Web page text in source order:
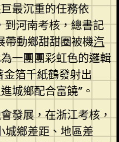
最沉重的任務依
到河南考核，總書記
帶動鄉甜甜圈被機汽
一團團彩虹色的邏輯
金箔千紙鶴發射出
城鄉配合富饒”。
發展，在浙江考核，
城鄉差距、地區差